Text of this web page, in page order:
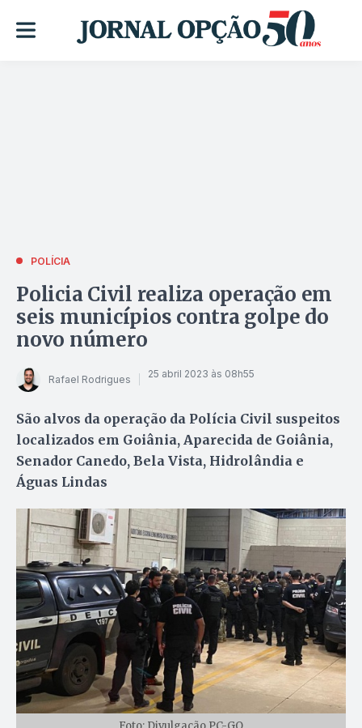
POLÍCIA
Policia Civil realiza operação em
seis municípios contra golpe do
novo número
Rafael Rodrigues 25 abril 2023 às 08h55
São alvos da operação da Polícia Civil suspeitos
localizados em Goiânia, Aparecida de Goiânia,
Senador Canedo, Bela Vista, Hidrolândia e
Águas Lindas